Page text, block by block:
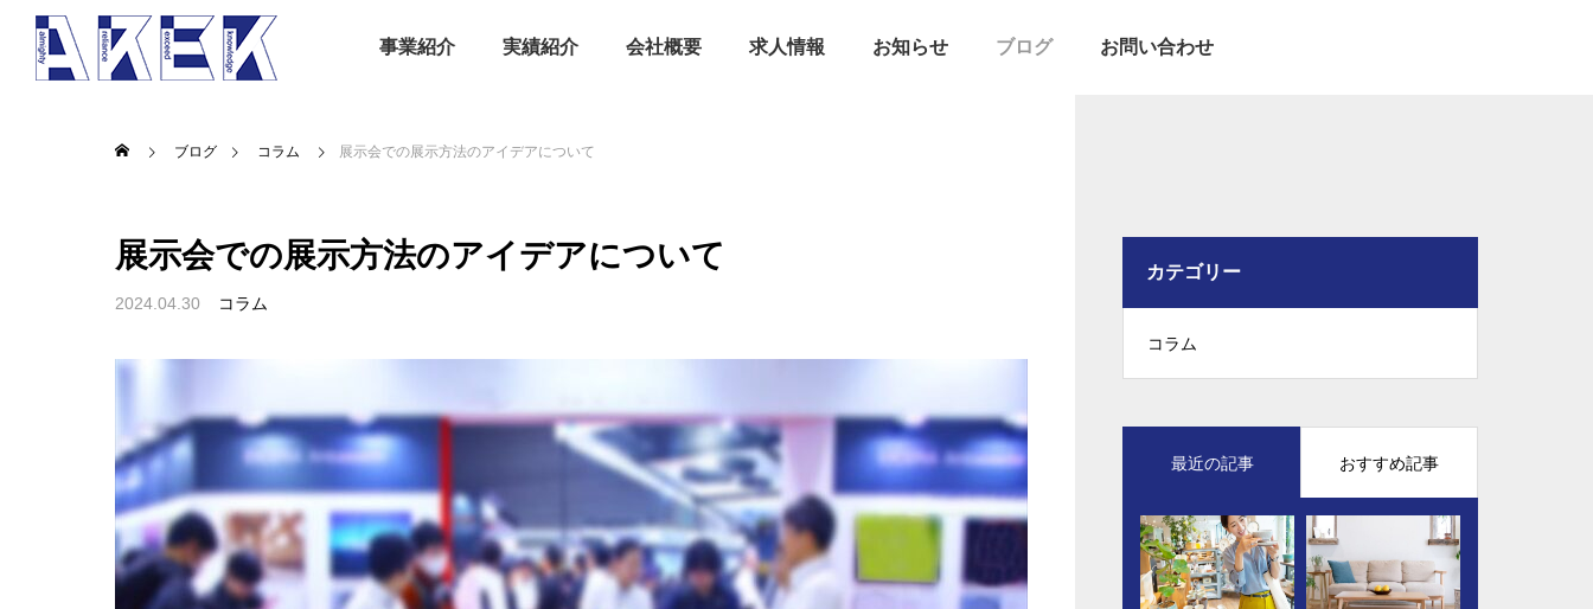
事業紹介 実績紹介 会社概要 求人情報 お知らせ ブログ お問い合わせ
ブログ コラム 展示会での展示方法のアイデアについて
展示会での展示方法のアイデアについて
2024.04.30 コラム
カテゴリー
コラム
最近の記事 おすすめ記事